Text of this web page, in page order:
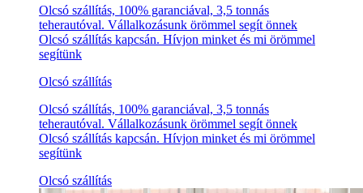
Olcsó szállítás, 100% garanciával, 3,5 tonnás
teherautóval. Vállalkozásunk örömmel segít önnek
Olcsó szállítás kapcsán. Hívjon minket és mi örömmel
segítünk
Olcsó szállítás
Olcsó szállítás, 100% garanciával, 3,5 tonnás
teherautóval. Vállalkozásunk örömmel segít önnek
Olcsó szállítás kapcsán. Hívjon minket és mi örömmel
segítünk
Olcsó szállítás